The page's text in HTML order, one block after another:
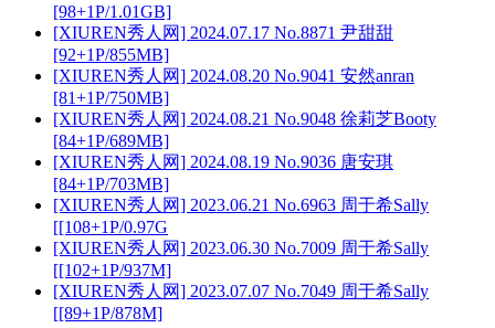
[98+1P/1.01GB]
[XIUREN秀人网] 2024.07.17 No.8871 尹甜甜
[92+1P/855MB]
[XIUREN秀人网] 2024.08.20 No.9041 安然anran
[81+1P/750MB]
[XIUREN秀人网] 2024.08.21 No.9048 徐莉芝Booty
[84+1P/689MB]
[XIUREN秀人网] 2024.08.19 No.9036 唐安琪
[84+1P/703MB]
[XIUREN秀人网] 2023.06.21 No.6963 周于希Sally
[[108+1P/0.97G
[XIUREN秀人网] 2023.06.30 No.7009 周于希Sally
[[102+1P/937M]
[XIUREN秀人网] 2023.07.07 No.7049 周于希Sally
[[89+1P/878M]